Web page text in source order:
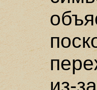
из-